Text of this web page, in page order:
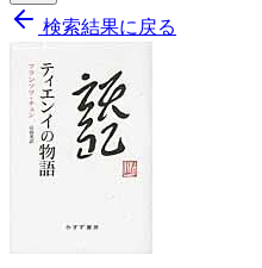
検索結果に戻る